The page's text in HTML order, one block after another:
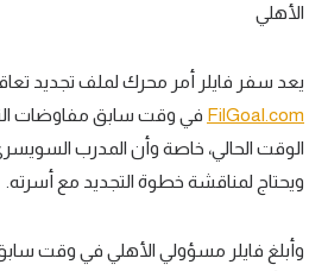
الأهلي
يعد سفر فايلر أمر محرك لملف تجديد
FilGoal.com في وقت سابق مفاوضات
الوقت الحالي، خاصة وأن المدرب
ويحتاج لمناقشة خطوة التجديد مع أسرته.
وأبلغ فايلر مسؤولي الأهلي في وقت